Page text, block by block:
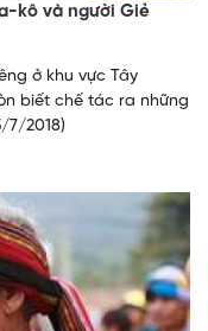
kô và người Giẻ
ở khu vực Tây
biết chế tác ra những
7/2018)